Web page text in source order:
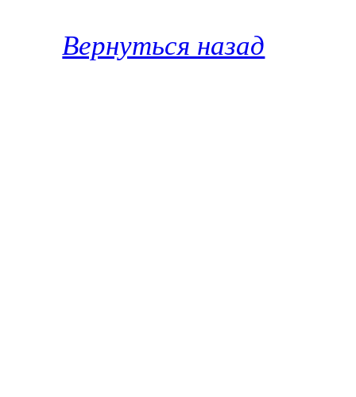
Вернуться назад